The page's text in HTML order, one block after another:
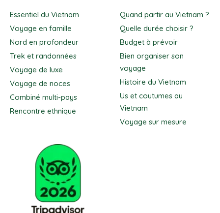
Essentiel du Vietnam
Voyage en famille
Nord en profondeur
Trek et randonnées
Voyage de luxe
Voyage de noces
Combiné multi-pays
Rencontre ethnique
Quand partir au Vietnam ?
Quelle durée choisir ?
Budget à prévoir
Bien organiser son
voyage
Histoire du Vietnam
Us et coutumes au
Vietnam
Voyage sur mesure